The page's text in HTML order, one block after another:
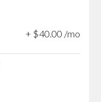
+ $40 00 /mo